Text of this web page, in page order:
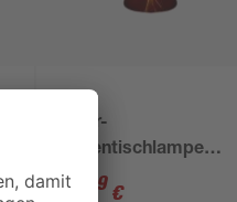
Solar-
Außentischlampe
warmweiß IP 44 Ø 27
9 99 €